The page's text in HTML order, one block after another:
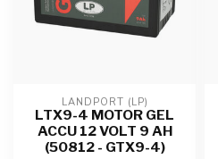
LANDPORT (LP)
LTX9-4 MOTOR GEL
ACCU 12 VOLT 9 AH
(50812 - GTX9-4)